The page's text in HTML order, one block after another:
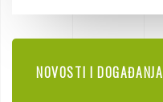
NOVOSTI I DOGAĐANJA